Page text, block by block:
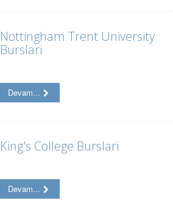
Nottingham Trent University
Burslari
Devam...
King's College Burslari
Devam...